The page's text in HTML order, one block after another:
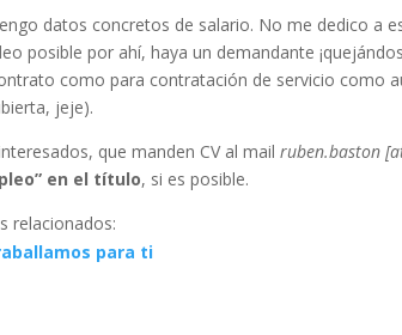
datos concretos de salario. No me dedico a
posible por ahí, haya un demandante
como para contratación de servicio como
jeje).
que manden CV al mailruben.baston
en el título, si es posible.
relacionados:
para ti